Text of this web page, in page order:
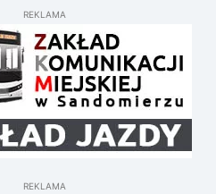
REKLAMA
REKLAMA